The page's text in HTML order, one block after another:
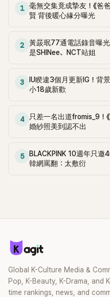
1
毫無交集竟成摯友！《爸
賢 背後暖心緣分曝光
2
黃晸珉77通電話錄音曝光
是SHINee、NCT站姐
3
IU睽違3個月更新IG！背
小18歲新歡
4
只差一名出道fromis_9！
婚紗照美到認不出
5
BLACKPINK 10週年只
韓網罵翻：太敷衍
Global K-Culture Media &
Pop, K-Beauty, K-Drama, and
time rankings, news, and